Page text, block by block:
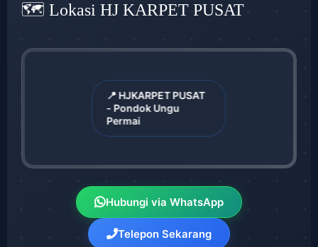
🗺️ Lokasi HJ KARPET PUSAT
📍 HJKARPET PUSAT
- Pondok Ungu
Permai
Hubungi via WhatsApp
Telepon Sekarang